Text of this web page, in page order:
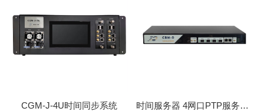
CGM-J-4U时间同步系统 时间服务器 4网口PTP服务器 CBM-D-40